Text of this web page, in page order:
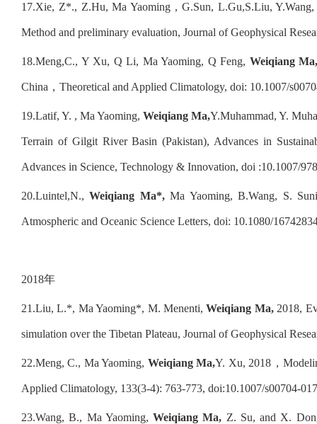
17.Xie, Z*., Z.Hu, Ma Yaoming , G.Sun, L.Gu,S.Liu,
Method and preliminary evaluation, Journal of Geophysical
18.Meng,C., Y Xu, Q Li, Ma Yaoming, Q Feng, Weiqiang Ma,
China ， Theoretical and Applied Climatology, doi: 10.1007/
19.Latif, Y. , Ma Yaoming, Weiqiang Ma,Y.Muhammad, Y.
Terrain of Gilgit River Basin (Pakistan), Advances in
Advances in Science, Technology & Innovation, doi :10.1007/
20.Luintel,N.,Weiqiang Ma*,Ma Yaoming, B.Wang, S.
Atmospheric and Oceanic Science Letters, doi: 10.1080/
2018年
21.Liu, L.*, Ma Yaoming*, M. Menenti,Weiqiang Ma,2018,
simulation over the Tibetan Plateau, Journal of Geophysical
22.Meng, C., Ma Yaoming, Weiqiang Ma,Y. Xu, 2018 ，
Applied Climatology, 133(3-4): 763-773, doi:10.1007/s00704-
23.Wang, B., Ma Yaoming, Weiqiang Ma, Z. Su, and X.